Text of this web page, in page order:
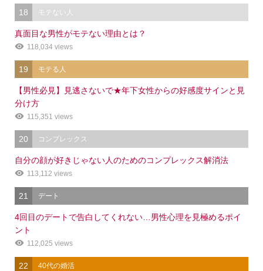
18 モテない人
真面目な男性がモテない理由とは？
118,034 views
19 モテる人
【男性必見】見逃さないで★年下女性からの好感度サインと見
分け方
115,351 views
20 コンプレックス
自分の顔が好きじゃない人のためのコンプレックス解消法
113,112 views
21 デート
4回目のデートで告白してくれない…男性心理を見極めるポイ
ント
112,025 views
22 40代の婚活